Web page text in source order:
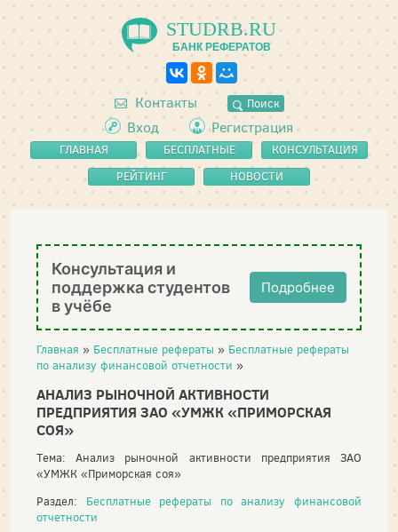
STUDRB.RU
БАНК РЕФЕРАТОВ
Контакты Поиск
Вход Регистрация
ГЛАВНАЯ
БЕСПЛАТНЫЕ
РЕФЕРАТЫ
КОНСУЛЬТАЦИЯ
РЕЙТИНГ
НОВОСТИ
Консультация и
поддержка студентов
в учёбе
Подробнее
Главная » Бесплатные рефераты » Бесплатные рефераты
по анализу финансовой отчетности »
АНАЛИЗ РЫНОЧНОЙ АКТИВНОСТИ
ПРЕДПРИЯТИЯ ЗАО «УМЖК «ПРИМОРСКАЯ
СОЯ»
Тема: Анализ рыночной активности предприятия ЗАО
«УМЖК «Приморская соя»
Раздел: Бесплатные рефераты по анализу финансовой
отчетности